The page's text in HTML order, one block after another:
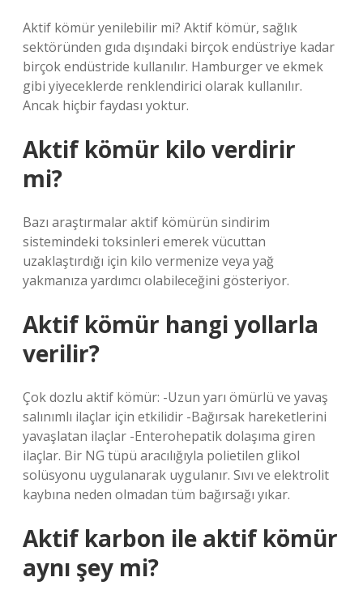
Aktif kömür yenilebilir mi? Aktif kömür, sağlık
sektöründen gıda dışındaki birçok endüstriye kadar
birçok endüstride kullanılır. Hamburger ve ekmek
gibi yiyeceklerde renklendirici olarak kullanılır.
Ancak hiçbir faydası yoktur.
Aktif kömür kilo verdirir
mi?
Bazı araştırmalar aktif kömürün sindirim
sistemindeki toksinleri emerek vücuttan
uzaklaştırdığı için kilo vermenize veya yağ
yakmanıza yardımcı olabileceğini gösteriyor.
Aktif kömür hangi yollarla
verilir?
Çok dozlu aktif kömür: -Uzun yarı ömürlü ve yavaş
salınımlı ilaçlar için etkilidir -Bağırsak hareketlerini
yavaşlatan ilaçlar -Enterohepatik dolaşıma giren
ilaçlar. Bir NG tüpü aracılığıyla polietilen glikol
solüsyonu uygulanarak uygulanır. Sıvı ve elektrolit
kaybına neden olmadan tüm bağırsağı yıkar.
Aktif karbon ile aktif kömür
aynı şey mi?